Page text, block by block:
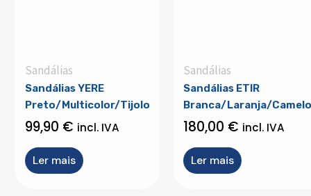
Sandálias
Sandálias YERE
Preto/Multicolor/Tijolo
99,90 € incl. IVA
Ler mais
Sandálias
Sandálias ETIR
Branca/Laranja/Camelo
180,00 € incl. IVA
Ler mais